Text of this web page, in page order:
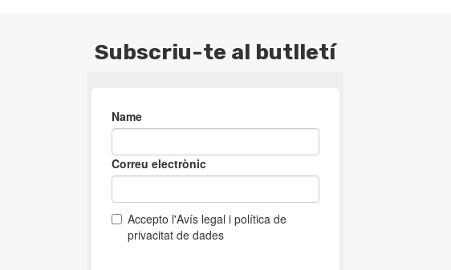
Subscriu-te al butlletí